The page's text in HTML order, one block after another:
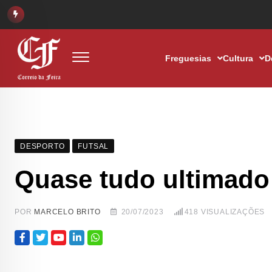
Freguesias Cultura
DESPORTO FUTSAL
Quase tudo ultimado
POR MARCELO BRITO 20/07/2023 418 VISUALIZAÇÕES